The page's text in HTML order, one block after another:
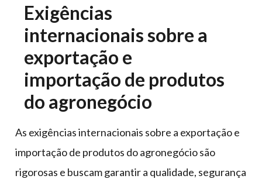
Exigências
internacionais sobre a
exportação e
importação de produtos
do agronegócio
As exigências internacionais sobre a exportação e
importação de produtos do agronegócio são
rigorosas e buscam garantir a qualidade, segurança